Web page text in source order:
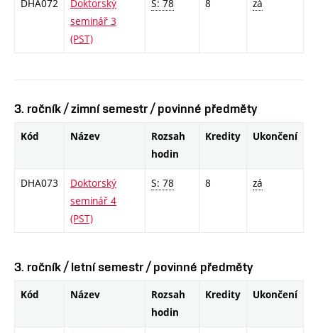
DHA072
Doktorský
seminář 3
(PST)
S: 78 8 zá
3. ročník / zimní semestr / povinné předměty
Kód Název
Rozsah
hodin
Kredity Ukončení
DHA073
Doktorský
seminář 4
(PST)
S: 78 8 zá
3. ročník / letní semestr / povinné předměty
Kód Název
Rozsah
hodin
Kredity Ukončení